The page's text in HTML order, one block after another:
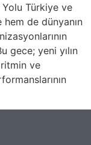
Yolu Türkiye ve
hem de dünyanın
gece; yeni yılın
ritmin ve